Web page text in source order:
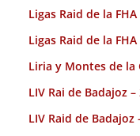
Ligas Raid de la FHA
Ligas Raid de la FHA
Liria y Montes de la
LIV Rai de Badajoz –
LIV Raid de Badajoz